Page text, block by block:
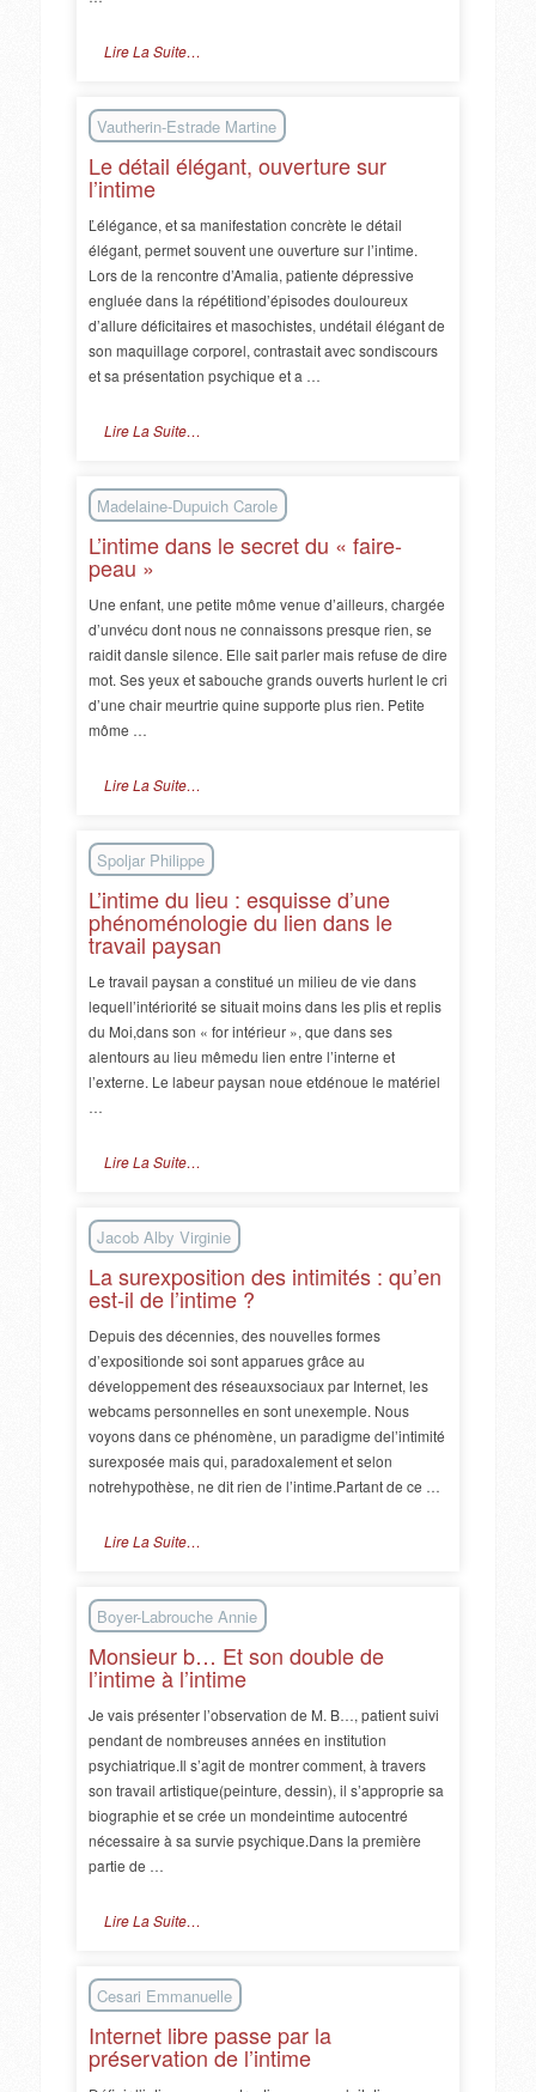
Lire La Suite…
Vautherin-Estrade Martine
Le détail élégant, ouverture sur
l’intime
Ľélégance, et sa manifestation concrète le détail
élégant, permet souvent une ouverture sur l’intime.
Lors de la rencontre d’Amalia, patiente dépressive
engluée dans la répétitiond’épisodes douloureux
d’allure déficitaires et masochistes, undétail élégant de
son maquillage corporel, contrastait avec sondiscours
et sa présentation psychique et a …
Lire La Suite…
Madelaine-Dupuich Carole
L’intime dans le secret du « faire-
peau »
Une enfant, une petite môme venue d’ailleurs, chargée
d’unvécu dont nous ne connaissons presque rien, se
raidit dansle silence. Elle sait parler mais refuse de dire
mot. Ses yeux et sabouche grands ouverts hurlent le cri
d’une chair meurtrie quine supporte plus rien. Petite
môme …
Lire La Suite…
Spoljar Philippe
L’intime du lieu : esquisse d’une
phénoménologie du lien dans le
travail paysan
Le travail paysan a constitué un milieu de vie dans
lequell’intériorité se situait moins dans les plis et replis
du Moi,dans son « for intérieur », que dans ses
alentours au lieu mêmedu lien entre l’interne et
l’externe. Le labeur paysan noue etdénoue le matériel
…
Lire La Suite…
Jacob Alby Virginie
La surexposition des intimités : qu’en
est-il de l’intime ?
Depuis des décennies, des nouvelles formes
d’expositionde soi sont apparues grâce au
développement des réseauxsociaux par Internet, les
webcams personnelles en sont unexemple. Nous
voyons dans ce phénomène, un paradigme del’intimité
surexposée mais qui, paradoxalement et selon
notrehypothèse, ne dit rien de l’intime.Partant de ce …
Lire La Suite…
Boyer-Labrouche Annie
Monsieur b… Et son double de
l’intime à l’intime
Je vais présenter l’observation de M. B…, patient suivi
pendant de nombreuses années en institution
psychiatrique.Il s’agit de montrer comment, à travers
son travail artistique(peinture, dessin), il s’approprie sa
biographie et se crée un mondeintime autocentré
nécessaire à sa survie psychique.Dans la première
partie de …
Lire La Suite…
Cesari Emmanuelle
Internet libre passe par la
préservation de l’intime